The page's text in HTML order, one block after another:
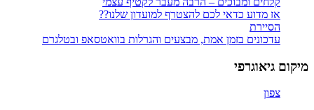
אז מדוע כדאי לכם להצטרף למועדון שלנו??
הסיירת
עדכונים בזמן אמת, מבצעים והגרלות בוואטסאפ ובטלגרם
מיקום גיאוגרפי
צפון